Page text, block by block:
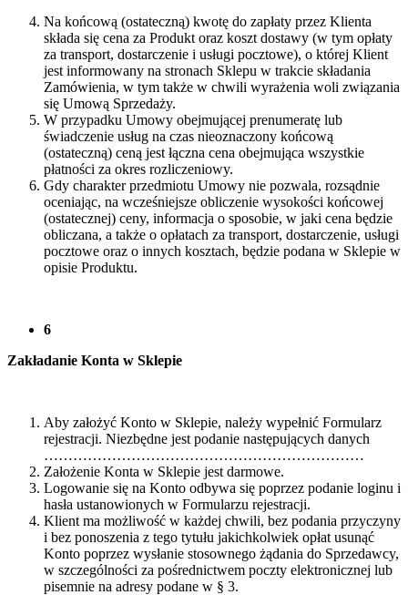
Na końcową (ostateczną) kwotę do zapłaty przez Klienta
składa się cena za Produkt oraz koszt dostawy (w tym opłaty
za transport, dostarczenie i usługi pocztowe), o której Klient
jest informowany na stronach Sklepu w trakcie składania
Zamówienia, w tym także w chwili wyrażenia woli związania
się Umową Sprzedaży.
W przypadku Umowy obejmującej prenumeratę lub
świadczenie usług na czas nieoznaczony końcową
(ostateczną) ceną jest łączna cena obejmująca wszystkie
płatności za okres rozliczeniowy.
Gdy charakter przedmiotu Umowy nie pozwala, rozsądnie
oceniając, na wcześniejsze obliczenie wysokości końcowej
(ostatecznej) ceny, informacja o sposobie, w jaki cena będzie
obliczana, a także o opłatach za transport, dostarczenie, usługi
pocztowe oraz o innych kosztach, będzie podana w Sklepie w
opisie Produktu.
6
Zakładanie Konta w Sklepie
Aby założyć Konto w Sklepie, należy wypełnić Formularz
rejestracji. Niezbędne jest podanie następujących danych
…………………………………………………………
Założenie Konta w Sklepie jest darmowe.
Logowanie się na Konto odbywa się poprzez podanie loginu i
hasła ustanowionych w Formularzu rejestracji.
Klient ma możliwość w każdej chwili, bez podania przyczyny
i bez ponoszenia z tego tytułu jakichkolwiek opłat usunąć
Konto poprzez wysłanie stosownego żądania do Sprzedawcy,
w szczególności za pośrednictwem poczty elektronicznej lub
pisemnie na adresy podane w § 3.